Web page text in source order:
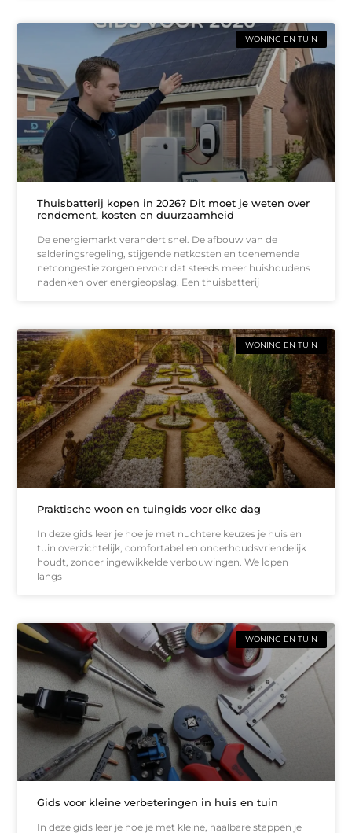
WONING EN TUIN
Thuisbatterij kopen in 2026? Dit moet je weten over
rendement, kosten en duurzaamheid
De energiemarkt verandert snel. De afbouw van de
salderingsregeling, stijgende netkosten en toenemende
netcongestie zorgen ervoor dat steeds meer huishoudens
nadenken over energieopslag. Een thuisbatterij
WONING EN TUIN
Praktische woon en tuingids voor elke dag
In deze gids leer je hoe je met nuchtere keuzes je huis en
tuin overzichtelijk, comfortabel en onderhoudsvriendelijk
houdt, zonder ingewikkelde verbouwingen. We lopen
langs
WONING EN TUIN
Gids voor kleine verbeteringen in huis en tuin
In deze gids leer je hoe je met kleine, haalbare stappen je